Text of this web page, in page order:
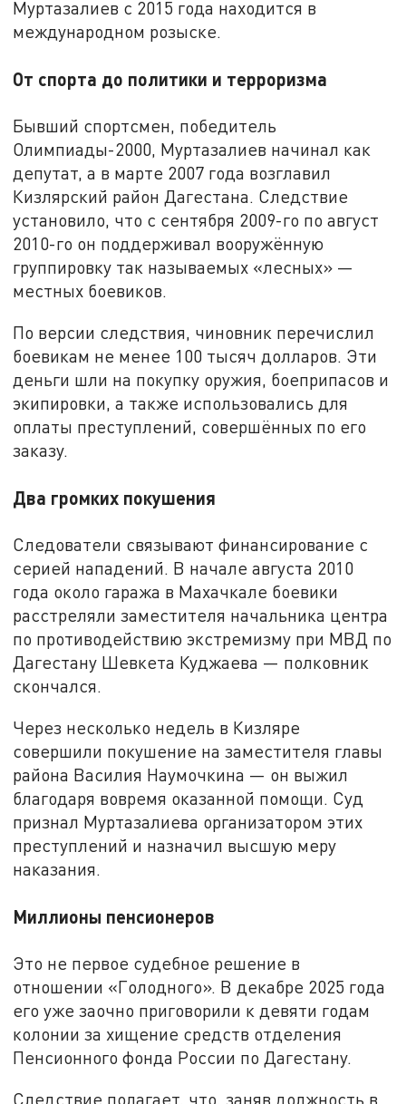
Муртазалиев с 2015 года находится в
международном розыске.
От спорта до политики и терроризма
Бывший спортсмен, победитель
Олимпиады-2000, Муртазалиев начинал как
депутат, а в марте 2007 года возглавил
Кизлярский район Дагестана. Следствие
установило, что с сентября 2009-го по август
2010-го он поддерживал вооружённую
группировку так называемых «лесных» —
местных боевиков.
По версии следствия, чиновник перечислил
боевикам не менее 100 тысяч долларов. Эти
деньги шли на покупку оружия, боеприпасов и
экипировки, а также использовались для
оплаты преступлений, совершённых по его
заказу.
Два громких покушения
Следователи связывают финансирование с
серией нападений. В начале августа 2010
года около гаража в Махачкале боевики
расстреляли заместителя начальника центра
по противодействию экстремизму при МВД по
Дагестану Шевкета Куджаева — полковник
скончался.
Через несколько недель в Кизляре
совершили покушение на заместителя главы
района Василия Наумочкина — он выжил
благодаря вовремя оказанной помощи. Суд
признал Муртазалиева организатором этих
преступлений и назначил высшую меру
наказания.
Миллионы пенсионеров
Это не первое судебное решение в
отношении «Голодного». В декабре 2025 года
его уже заочно приговорили к девяти годам
колонии за хищение средств отделения
Пенсионного фонда России по Дагестану.
Следствие полагает, что, заняв должность в